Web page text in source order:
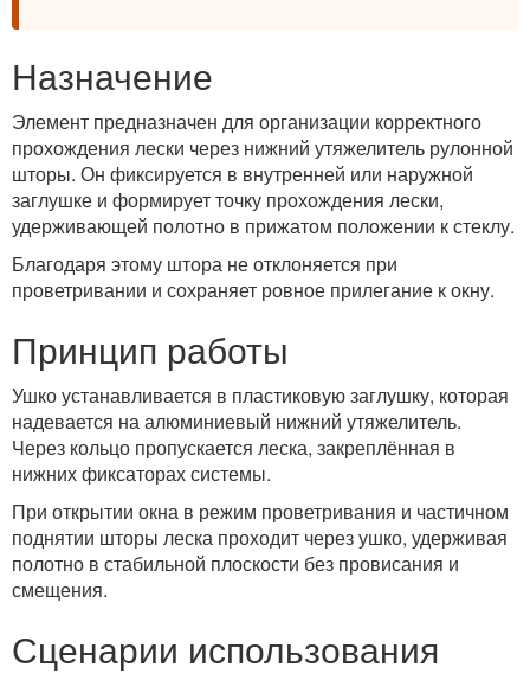
Назначение
Элемент предназначен для организации корректного
прохождения лески через нижний утяжелитель рулонной
шторы. Он фиксируется в внутренней или наружной
заглушке и формирует точку прохождения лески,
удерживающей полотно в прижатом положении к стеклу.
Благодаря этому штора не отклоняется при
проветривании и сохраняет ровное прилегание к окну.
Принцип работы
Ушко устанавливается в пластиковую заглушку, которая
надевается на алюминиевый нижний утяжелитель.
Через кольцо пропускается леска, закреплённая в
нижних фиксаторах системы.
При открытии окна в режим проветривания и частичном
поднятии шторы леска проходит через ушко, удерживая
полотно в стабильной плоскости без провисания и
смещения.
Сценарии использования